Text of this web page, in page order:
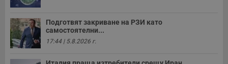
Подготвят закриване на РЗИ като
самостоятелни...
17:44 | 5.8.2026 г.